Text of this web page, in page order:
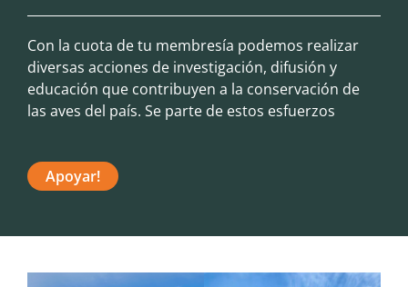
Con la cuota de tu membresía podemos realizar
diversas acciones de investigación, difusión y
educación que contribuyen a la conservación de
las aves del país. Se parte de estos esfuerzos
Apoyar!